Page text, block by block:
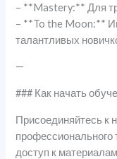
– **Mastery:** Для
– **To the Moon:**
талантливых
—
### Как начать
Присоединяйтесь к
профессионального
доступ к